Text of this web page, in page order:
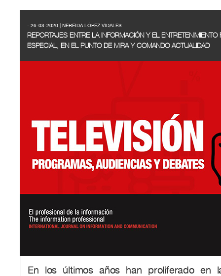
- 26-03-2020 | NEREIDA LÓPEZ VIDALES
REPORTAJES ENTRE LA INFORMACIÓN Y EL ENTRETENIMIENTO
ESPECIAL, EN EL PUNTO DE MIRA Y COMANDO ACTUALIDAD
En los últimos años han proliferado en